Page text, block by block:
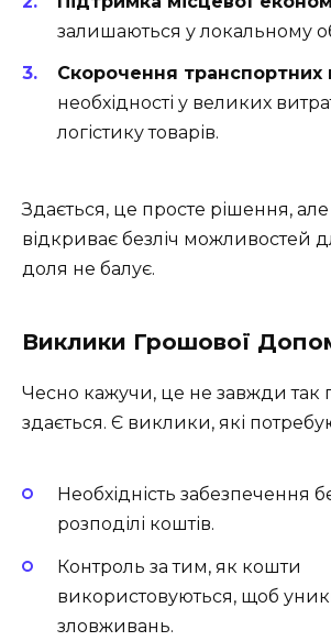
залишаються у локальному
Скорочення транспортних
необхідності у великих
логістику товарів.
Здається, це просте рішення,
відкриває безліч можливостей
доля не балує.
Виклики Грошової
Чесно кажучи, це не завжди так
здається. Є виклики, які
Необхідність забезпечення
розподілі коштів.
Контроль за тим, як кошти
використовуються, щоб
зловживань.